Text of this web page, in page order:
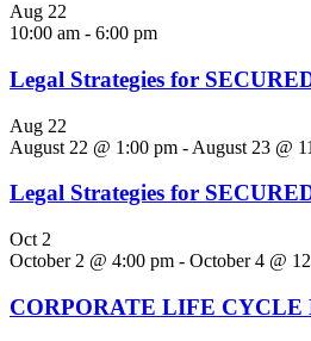
Aug 22
10:00 am - 6:00 pm
Legal Strategies for
Aug 22
August 22 @ 1:00 pm - August 23 @
Legal Strategies for
Oct 2
October 2 @ 4:00 pm - October 4 @
CORPORATE LIFE CYCLE